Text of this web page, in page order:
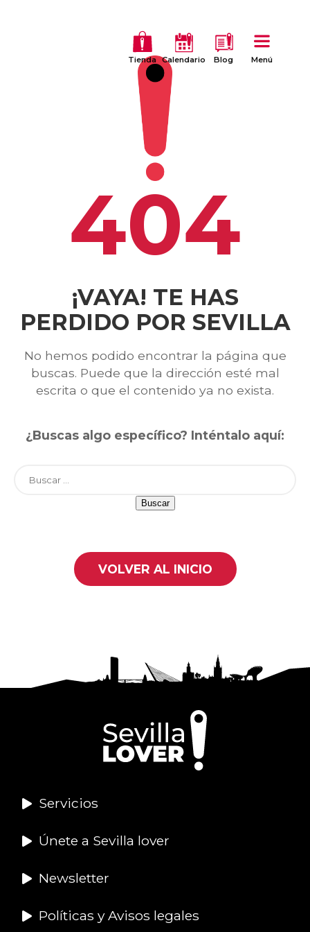
Tienda Calendario Blog Menú
404
¡VAYA! TE HAS
PERDIDO POR SEVILLA
No hemos podido encontrar la página que
buscas. Puede que la dirección esté mal
escrita o que el contenido ya no exista.
¿Buscas algo específico? Inténtalo aquí:
VOLVER AL INICIO
Servicios
Únete a Sevilla lover
Newsletter
Políticas y Avisos legales